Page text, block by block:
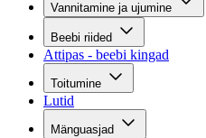
Vannitamine ja ujumine
Beebi riided
Attipas - beebi kingad
Toitumine
Lutid
Mänguasjad